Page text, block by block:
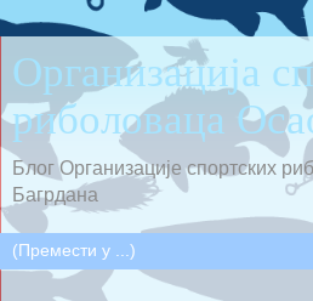
Организација
риболоваца
Блог Организације спортских
Багрдана